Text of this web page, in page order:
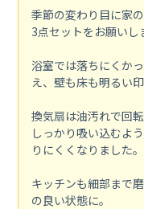
季節の変わり目に家
3点セットをお願いし
浴室では落ちにくか
え、壁も床も明るい印
換気扇は油汚れで回
しっかり吸い込むよ
りにくくなりました。
キッチンも細部まで
の良い状態に。